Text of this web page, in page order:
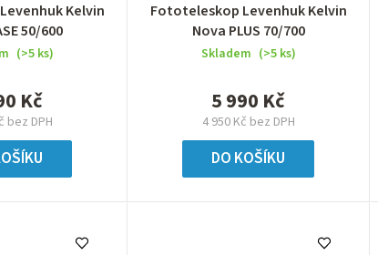
Kelvin
50/600
(>5 ks)
bez DPH
Kč
Fototeleskop Levenhuk Kelvin
Nova PLUS 70/700
Skladem (>5 ks)
4 950 Kč bez DPH
5 990 Kč
DO KOŠÍKU